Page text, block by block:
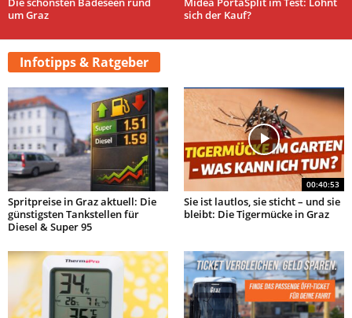
um Graz
sich der Kauf?
Infotipps & Ratgeber
Spritpreise in Graz aktuell: Die
günstigsten Tankstellen für
Diesel & Super 95
00:40:53
Sie ist lautlos, sie sticht – und sie
bleibt: Die Tigermücke in Graz